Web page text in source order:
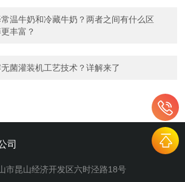
温牛奶和冷藏牛奶？两者之间有什么区
丰富？
菌灌装机工艺技术？详解来了
司
市昆山经济开发区六时泾路18号